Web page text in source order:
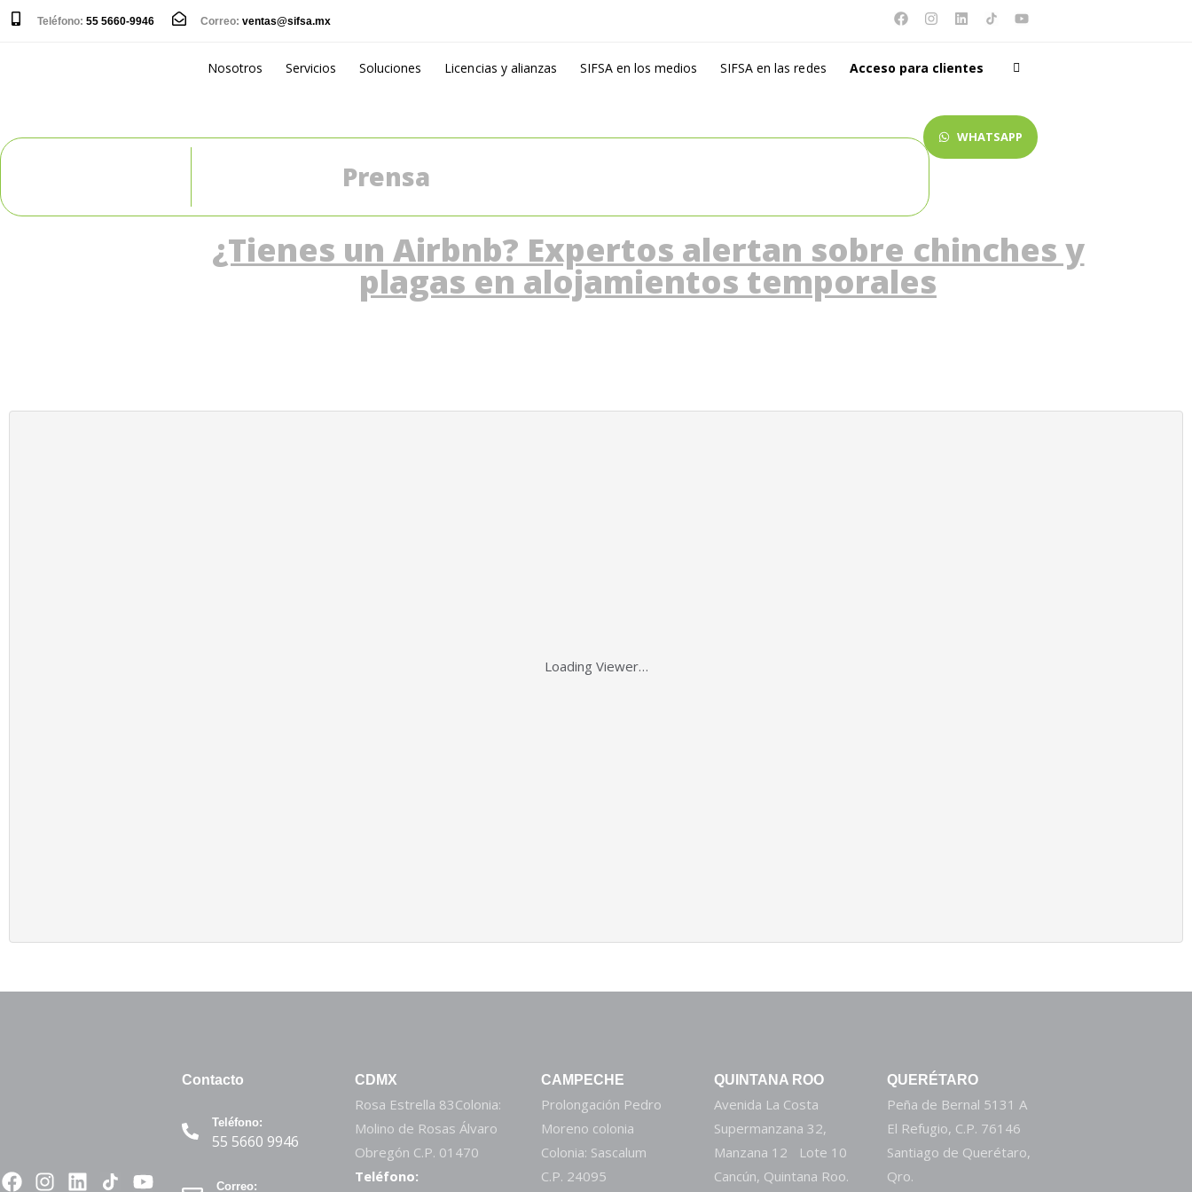
Teléfono: 55 5660-9946 Correo: ventas@sifsa.mx
Nosotros Servicios Soluciones Licencias y alianzas SIFSA en los medios SIFSA en las redes Acceso para clientes
WHATSAPP
Prensa
¿Tienes un Airbnb? Expertos alertan sobre chinches y
plagas en alojamientos temporales
Loading Viewer…
Contacto
Teléfono:
55 5660 9946
Correo:
CDMX
Rosa Estrella 83Colonia:
Molino de Rosas Álvaro
Obregón C.P. 01470
Teléfono:
CAMPECHE
Prolongación Pedro
Moreno colonia
Colonia: Sascalum
C.P. 24095
QUINTANA ROO
Avenida La Costa
Supermanzana 32,
Manzana 12 Lote 10
Cancún, Quintana Roo.
QUERÉTARO
Peña de Bernal 5131 A
El Refugio, C.P. 76146
Santiago de Querétaro,
Qro.